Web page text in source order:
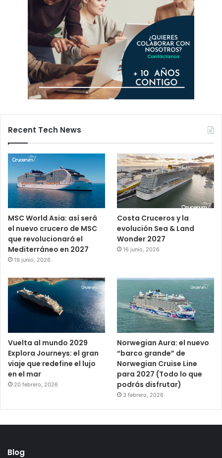
Recent Tech News
MSC World Asia: así será
el nuevo crucero de MSC
que revolucionará el
Mediterráneo en 2027
19 junio, 2026
Costa Cruceros y la
evolución Sea & Land
Wonder 2027
16 junio, 2026
Vuelta al mundo 2029
Explora Journeys: el gran
viaje que redefine el lujo
en el mar
20 febrero, 2026
Norwegian Aura: el nuevo
“barco grande” de
Norwegian Cruise Line
para 2027 (Todo lo que
podrás disfrutar)
3 febrero, 2026
Blog